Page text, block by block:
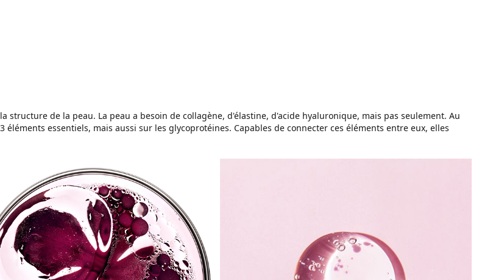
structure de la peau. La peau a besoin de collagène, d'élastine, d'acide hyaluronique, mais pas seulement. Au
essentiels, mais aussi sur les glycoprotéines. Capables de connecter ces éléments entre eux, elles